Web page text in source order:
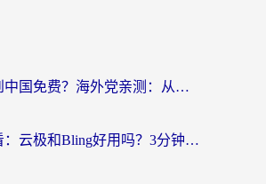
如何翻墙到中国免费？海外党亲测：从踩坑到选对加速器的全攻略
海外党必看：云极和Bling好用吗？3分钟教你选对回国加速器